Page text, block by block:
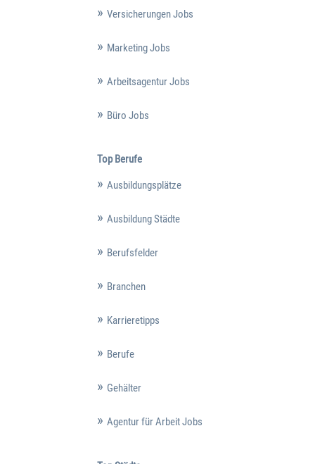
Versicherungen Jobs
Marketing Jobs
Arbeitsagentur Jobs
Büro Jobs
Top Berufe
Ausbildungsplätze
Ausbildung Städte
Berufsfelder
Branchen
Karrieretipps
Berufe
Gehälter
Agentur für Arbeit Jobs